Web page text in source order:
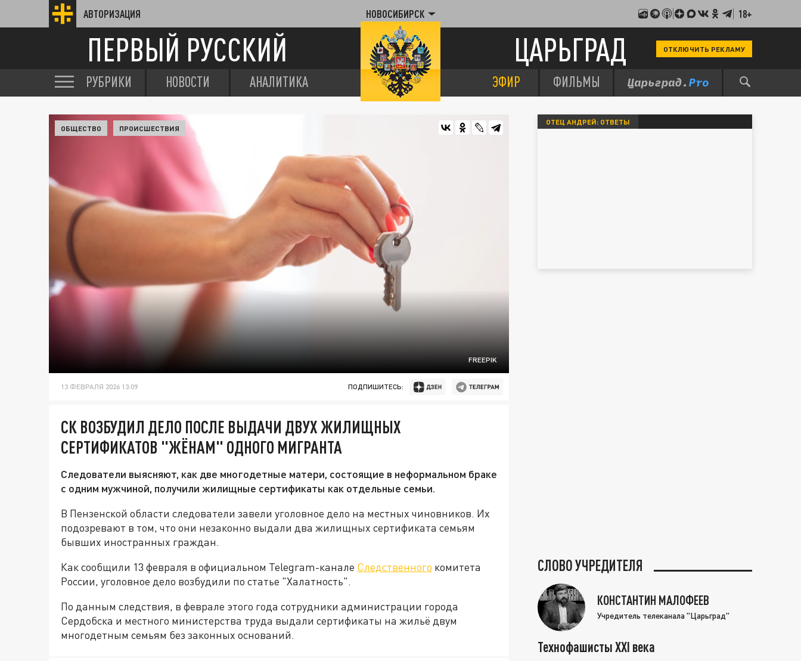
АВТОРИЗАЦИЯ НОВОСИБИРСК 18+
ПЕРВЫЙ РУССКИЙ ЦАРЬГРАД ОТКЛЮЧИТЬ РЕКЛАМУ
РУБРИКИ НОВОСТИ АНАЛИТИКА ЭФИР ФИЛЬМЫ
FREEPIK
ОБЩЕСТВО ПРОИСШЕСТВИЯ
13 ФЕВРАЛЯ 2026 13:09 ПОДПИШИТЕСЬ:
СК ВОЗБУДИЛ ДЕЛО ПОСЛЕ ВЫДАЧИ ДВУХ ЖИЛИЩНЫХ
СЕРТИФИКАТОВ "ЖЁНАМ" ОДНОГО МИГРАНТА
Следователи выясняют, как две многодетные матери, состоящие в неформальном браке
с одним мужчиной, получили жилищные сертификаты как отдельные семьи.
В Пензенской области следователи завели уголовное дело на местных чиновников. Их
подозревают в том, что они незаконно выдали два жилищных сертификата семьям
бывших иностранных граждан.
Как сообщили 13 февраля в официальном Telegram-канале Следственного комитета
России, уголовное дело возбудили по статье "Халатность".
По данным следствия, в феврале этого года сотрудники администрации города
Сердобска и местного министерства труда выдали сертификаты на жильё двум
многодетным семьям без законных оснований.
ОТЕЦ АНДРЕЙ: ОТВЕТЫ
СЛОВО УЧРЕДИТЕЛЯ
КОНСТАНТИН МАЛОФЕЕВ
Учредитель телеканала "Царьград"
Технофашисты XXI века